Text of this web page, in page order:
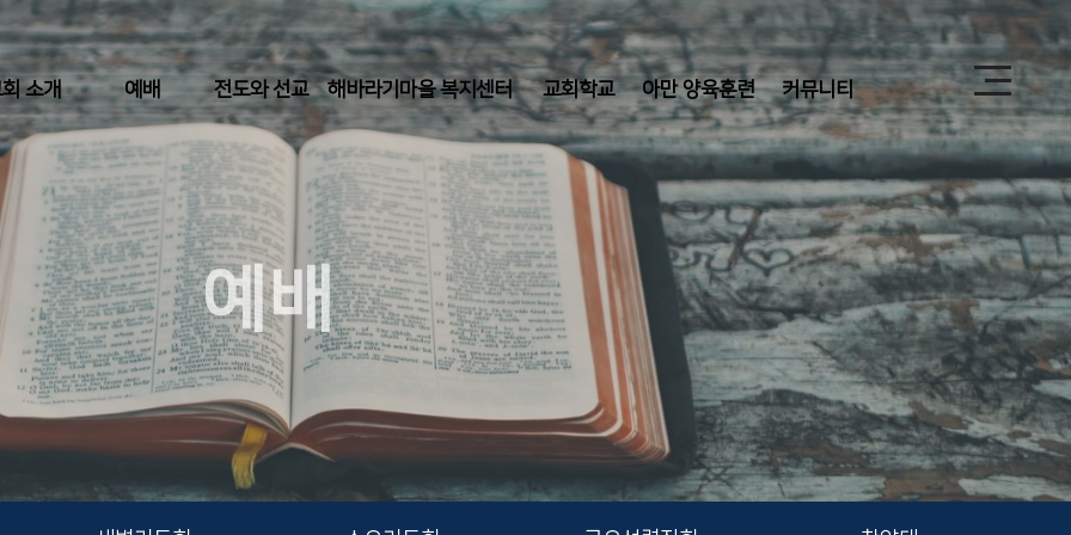
소개 예배 전도와 선교 해바라기마을 복지센터 교회학교 아만 양육훈련 커뮤니티
예배